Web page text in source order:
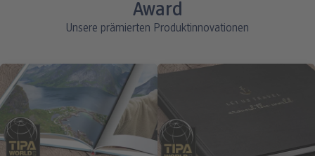
Award
Unsere prämierten Produktinnovationen